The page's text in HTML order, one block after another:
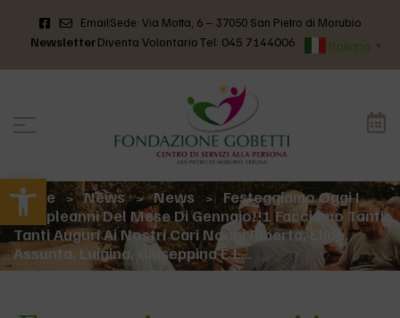
Apri la barra degli strumenti
EmailSede: Via Motta, 6 – 37050 San Pietro di Morubio
NewsletterDiventa VolontarioTel: 045 7144006 Italiano ▼
Home > News > News >
Festeggiamo Oggi I
Compleanni Del Mese Di Gennaio!!! Facciamo Tanti
Tanti Auguri Ai Nostri Cari Nonni Alberta, Elide,
Assunta, Luigina, Giuseppina E L…